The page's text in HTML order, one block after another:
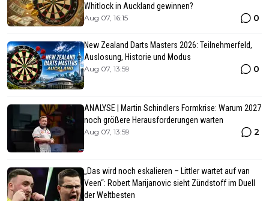
Whitlock in Auckland gewinnen?
Aug 07, 16:15 0
New Zealand Darts Masters 2026: Teilnehmerfeld,
Auslosung, Historie und Modus
Aug 07, 13:59 0
ANALYSE | Martin Schindlers Formkrise: Warum 2027
noch größere Herausforderungen warten
Aug 07, 13:59 2
„Das wird noch eskalieren – Littler wartet auf van
Veen“: Robert Marijanovic sieht Zündstoff im Duell
der Weltbesten